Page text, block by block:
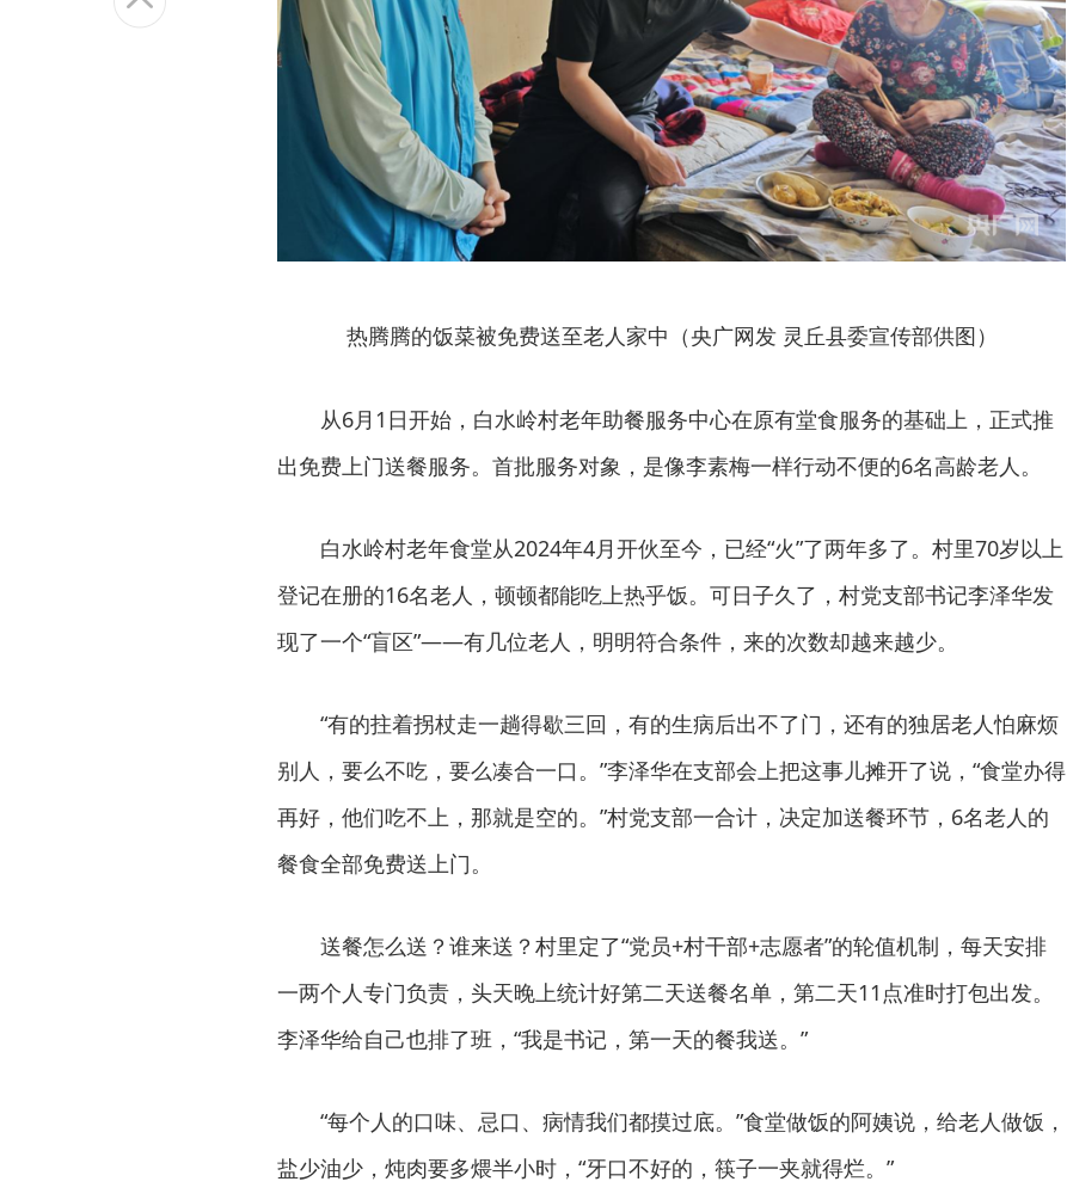
热腾腾的饭菜被免费送至老人家中（央广网发 灵丘县委宣传部供图）
从6月1日开始，白水岭村老年助餐服务中心在原有堂食服务的基础上，正式推
出免费上门送餐服务。首批服务对象，是像李素梅一样行动不便的6名高龄老人。
白水岭村老年食堂从2024年4月开伙至今，已经“火”了两年多了。村里70岁以上
登记在册的16名老人，顿顿都能吃上热乎饭。可日子久了，村党支部书记李泽华发
现了一个“盲区”——有几位老人，明明符合条件，来的次数却越来越少。
“有的拄着拐杖走一趟得歇三回，有的生病后出不了门，还有的独居老人怕麻烦
别人，要么不吃，要么凑合一口。”李泽华在支部会上把这事儿摊开了说，“食堂办得
再好，他们吃不上，那就是空的。”村党支部一合计，决定加送餐环节，6名老人的
餐食全部免费送上门。
送餐怎么送？谁来送？村里定了“党员+村干部+志愿者”的轮值机制，每天安排
一两个人专门负责，头天晚上统计好第二天送餐名单，第二天11点准时打包出发。
李泽华给自己也排了班，“我是书记，第一天的餐我送。”
“每个人的口味、忌口、病情我们都摸过底。”食堂做饭的阿姨说，给老人做饭，
盐少油少，炖肉要多煨半小时，“牙口不好的，筷子一夹就得烂。”